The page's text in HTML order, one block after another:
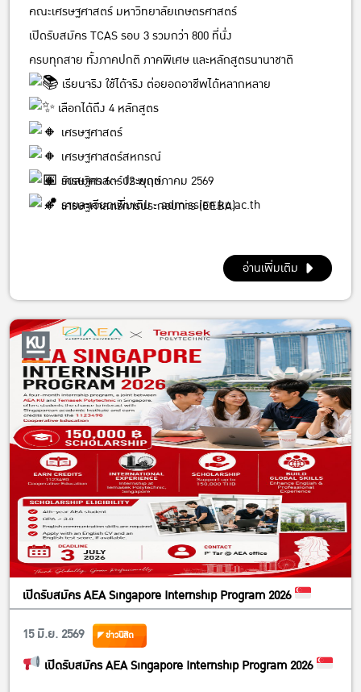
คณะเศรษฐศาสตร์ มหาวิทยาลัยเกษตรศาสตร์
เปิดรับสมัคร TCAS รอบ 3 รวมกว่า 800 ที่นั่ง
ครบทุกสาย ทั้งภาคปกติ ภาคพิเศษ และหลักสูตรนานาชาติ
เรียนจริง ใช้ได้จริง ต่อยอดอาชีพได้หลากหลาย
เลือกได้ถึง 4 หลักสูตร
เศรษฐศาสตร์
เศรษฐศาสตร์สหกรณ์
เศรษฐศาสตร์ประยุกต์
เศรษฐศาสตร์การประกอบการ (EEBA)
รับสมัคร 6 – 12 พฤษภาคม 2569
รายละเอียดเพิ่มเติม :admission.ku.ac.th
อ่านเพิ่มเติม
เปิดรับสมัคร AEA Singapore Internship Program 2026
15 มิ.ย. 2569
ข่าวนิสิต
เปิดรับสมัคร AEA Singapore Internship Program 2026